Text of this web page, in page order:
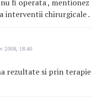
fi operata , mentionez
interventii chirurgicale .
2008, 18:40
rezultate si prin terapie